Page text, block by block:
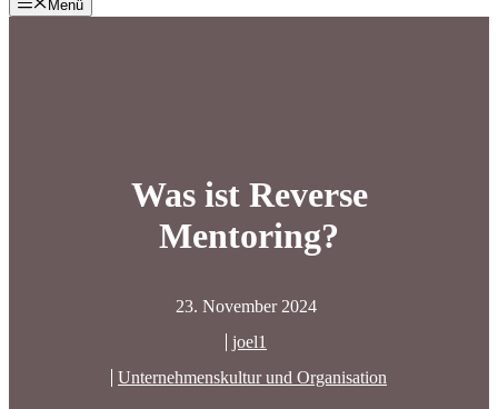
Menü
Was ist Reverse
Mentoring?
23. November 2024
joel1
Unternehmenskultur und Organisation